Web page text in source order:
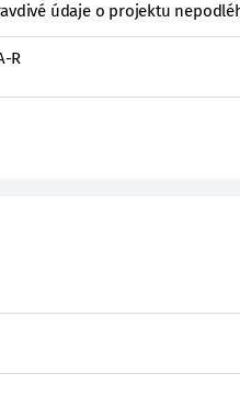
údaje o projektu
R